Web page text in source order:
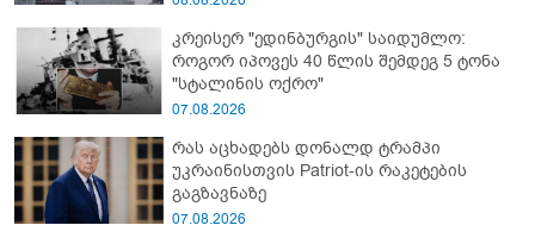
აგრესია განახორციელა" - რუსეთის
საგარეო უწყება
კრეისერ "ედინბურგის" საიდუმლო:
როგორ იპოვეს 40 წლის შემდეგ 5 ტონა
"სტალინის ოქრო"
07.08.2026
რას აცხადებს დონალდ ტრამპი
უკრაინისთვის Patriot-ის რაკეტების
გაგზავნაზე
07.08.2026